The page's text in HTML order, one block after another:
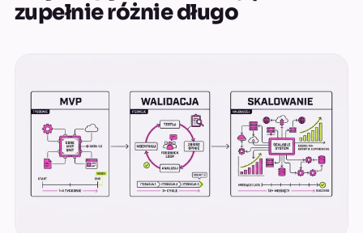
zupełnie różnie długo